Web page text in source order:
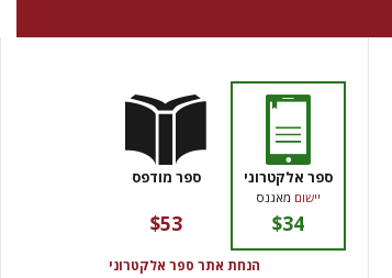
ספר אלקטרוני
יישום מאגנס
$34
ספר מודפס
$53
הנחת אתר ספר אלקטרוני